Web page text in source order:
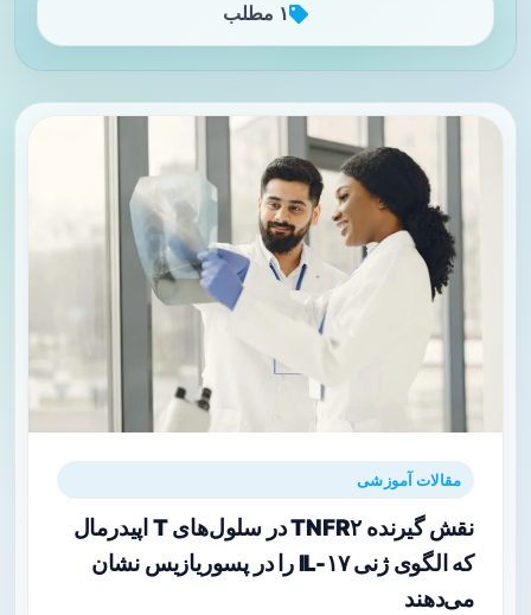
۱ مطلب
مقالات آموزشی
نقش گیرنده TNFR۲ در سلول‌های T اپیدرمال
که الگوی ژنی IL-۱۷ را در پسوریازیس نشان
می‌دهند